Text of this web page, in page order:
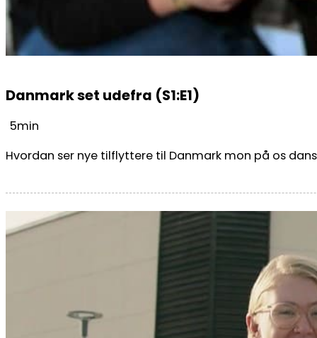
Danmark set udefra (S1:E1)
5min
Hvordan ser nye tilflyttere til Danmark mon på os